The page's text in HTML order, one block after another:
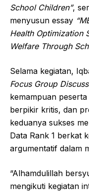
School Children”,
menyusun essay
Health Optimization
Welfare Through
Selama kegiatan,
Focus Group
kemampuan
berpikir kritis, dan
keduanya sukses
Data Rank 1 berkat
argumentatif dalam
“Alhamdulillah
mengikuti kegiatan